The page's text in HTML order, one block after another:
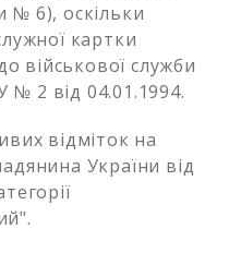
№ 6), оскільки
картки
військової служби
№ 2 від 04.01.1994.
відміток на
України від